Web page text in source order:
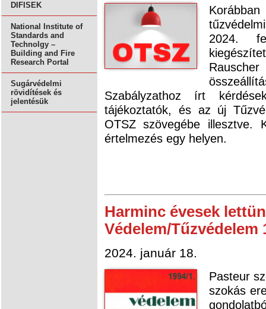
DIFISEK
National Institute of
Standards and
Technolgy –
Building and Fire
Research Portal
Sugárvédelmi
rövidítések és
jelentésük
2024.
Szabályzathoz írt
tájékoztatók, és az új
OTSZ szövegébe illesztve.
értelmezés egy helyen.
Harminc évesek
Védelem/Tűzvédelem
2024. január 18.
Pasteur
szokás